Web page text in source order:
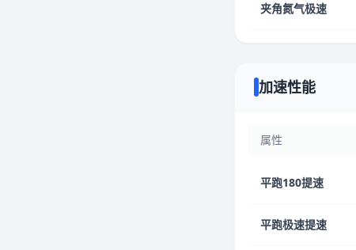
夹角氮气极速
加速性能
属性
平跑180提速
平跑极速提速